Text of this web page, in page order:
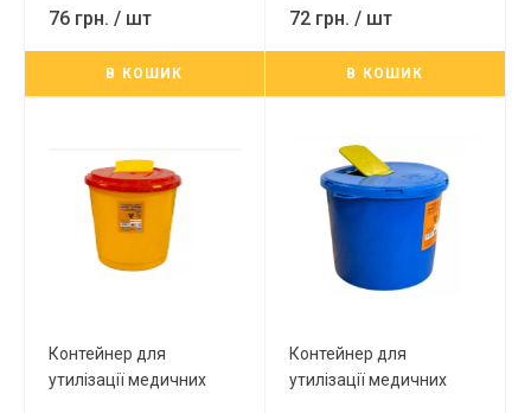
76 грн. / шт
В КОШИК
72 грн. / шт
В КОШИК
Контейнер для
утилізації медичних
Контейнер для
утилізації медичних